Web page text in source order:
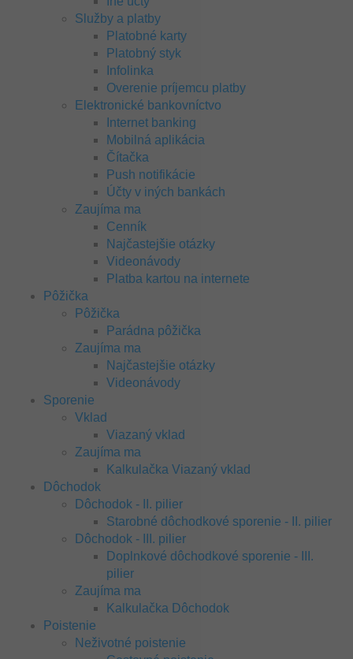
Služby a platby
Platobné karty
Platobný styk
Infolinka
Overenie príjemcu platby
Elektronické bankovníctvo
Internet banking
Mobilná aplikácia
Čítačka
Push notifikácie
Účty v iných bankách
Zaujíma ma
Cenník
Najčastejšie otázky
Videonávody
Platba kartou na internete
Pôžička
Pôžička
Parádna pôžička
Zaujíma ma
Najčastejšie otázky
Videonávody
Sporenie
Vklad
Viazaný vklad
Zaujíma ma
Kalkulačka Viazaný vklad
Dôchodok
Dôchodok - II. pilier
Starobné dôchodkové sporenie - II. pilier
Dôchodok - III. pilier
Doplnkové dôchodkové sporenie - III.
pilier
Zaujíma ma
Kalkulačka Dôchodok
Poistenie
Neživotné poistenie